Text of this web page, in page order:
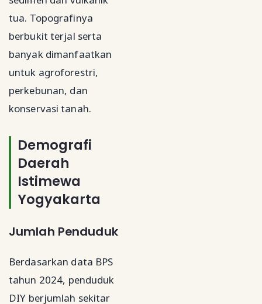
tua. Topografinya
berbukit terjal serta
banyak dimanfaatkan
untuk agroforestri,
perkebunan, dan
konservasi tanah.
Demografi
Daerah
Istimewa
Yogyakarta
Jumlah Penduduk
Berdasarkan data BPS
tahun 2024, penduduk
DIY berjumlah sekitar